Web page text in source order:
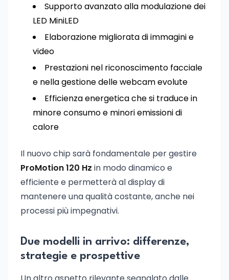
Supporto avanzato alla modulazione dei
LED MiniLED
Elaborazione migliorata di immagini e
video
Prestazioni nel riconoscimento facciale
e nella gestione delle webcam evolute
Efficienza energetica che si traduce in
minore consumo e minori emissioni di
calore
Il nuovo chip sarà fondamentale per gestire
ProMotion 120 Hz in modo dinamico e
efficiente e permetterà al display di
mantenere una qualità costante, anche nei
processi più impegnativi.
Due modelli in arrivo: differenze,
strategie e prospettive